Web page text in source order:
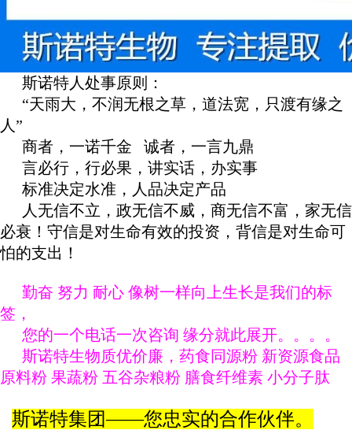
斯诺特人处事原则：
“天雨大，不润无根之草，道法宽，只渡有缘之
人”
商者，一诺千金 诚者，一言九鼎
言必行，行必果，讲实话，办实事
标准决定水准，人品决定产品
人无信不立，政无信不威，商无信不富，家无信
必衰！守信是对生命有效的投资，背信是对生命可
怕的支出！
勤奋 努力 耐心 像树一样向上生长是我们的标
签，
您的一个电话一次咨询 缘分就此展开。。。。
斯诺特生物质优价廉，药食同源粉 新资源食品
原料粉 果蔬粉 五谷杂粮粉 膳食纤维素 小分子肽
斯诺特集团——您忠实的合作伙伴。